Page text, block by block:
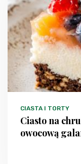
CIASTA I TORTY
Ciasto na
owocową